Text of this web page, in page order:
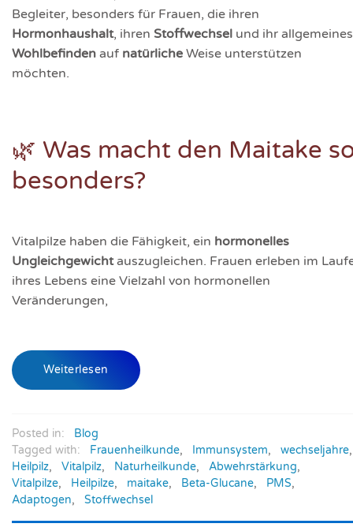
Begleiter, besonders für Frauen, die ihren
Hormonhaushalt, ihren Stoffwechsel und ihr allgemeines
Wohlbefinden auf natürliche Weise unterstützen
möchten.
🌿 Was macht den Maitake
besonders?
Vitalpilze haben die Fähigkeit, ein hormonelles
Ungleichgewichtauszugleichen. Frauen erleben im
ihres Lebens eine Vielzahl von hormonellen
Veränderungen,
Weiterlesen
Posted in:
Blog
Tagged with:
Frauenheilkunde, Immunsystem, wechseljahre,
Heilpilz, Vitalpilz, Naturheilkunde, Abwehrstärkung,
Vitalpilze, Heilpilze, maitake, Beta-Glucane, PMS,
Adaptogen, Stoffwechsel